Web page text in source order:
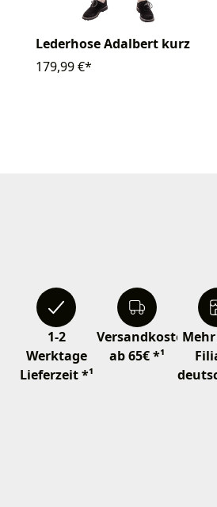
Lederhose Adalbert kurz
179,99 €*
1-2
Werktage
Lieferzeit *¹
Versandkostenfrei
ab 65€ *¹